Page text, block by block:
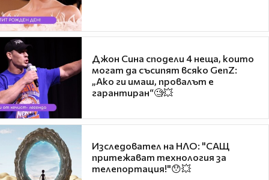
Джон Сина сподели 4 неща, които
могат да съсипят всяко GenZ:
„Ако ги имаш, провалът е
гарантиран“🧐💥
Изследовател на НЛО: "САЩ
притежават технология за
телепортация!"😯💥